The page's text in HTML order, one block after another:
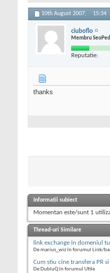
10th August 2007, 15:34
ciuboflo
Membru
Reputatie:
thanks
Informații subiect
Momentan este/sunt 1
Thread-uri Similare
link exchange in domeniul
De marius_wiz în forumul Link/
Cum stiu cine transfera PR
De DubluQ în forumul Utile